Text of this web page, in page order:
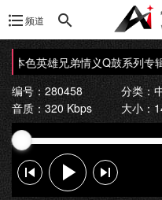
频道
色英雄兄弟情义Q鼓系列专
编号：280458
分类：
音质：320 Kbps
大小：